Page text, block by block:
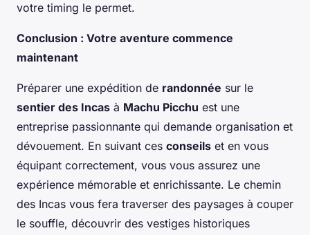
votre timing le permet.
Conclusion : Votre aventure commence
maintenant
Préparer une expédition de randonnée sur le
sentier des Incas à Machu Picchu est une
entreprise passionnante qui demande organisation et
dévouement. En suivant ces conseils et en vous
équipant correctement, vous vous assurez une
expérience mémorable et enrichissante. Le chemin
des Incas vous fera traverser des paysages à couper
le souffle, découvrir des vestiges historiques